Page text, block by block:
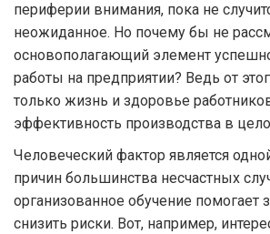
периферии внимания, пока не
неожиданное. Но почему бы не
основополагающий элемент
работы на предприятии? Ведь от
только жизнь и здоровье
эффективность производства в
Человеческий фактор является
причин большинства несчастных
организованное обучение помогает
снизить риски. Вот, например,